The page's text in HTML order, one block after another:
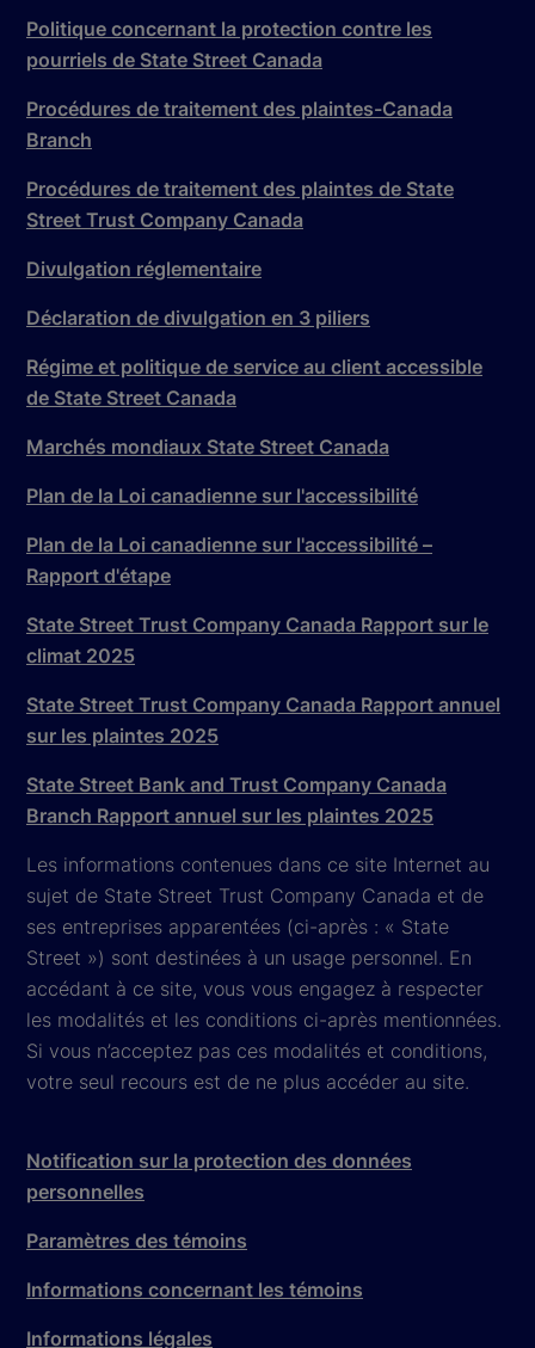
Politique concernant la protection contre les
pourriels de State Street Canada
Procédures de traitement des plaintes-Canada
Branch
Procédures de traitement des plaintes de State
Street Trust Company Canada
Divulgation réglementaire
Déclaration de divulgation en 3 piliers
Régime et politique de service au client accessible
de State Street Canada
Marchés mondiaux State Street Canada
Plan de la Loi canadienne sur l'accessibilité
Plan de la Loi canadienne sur l'accessibilité –
Rapport d'étape
State Street Trust Company Canada Rapport sur le
climat 2025
State Street Trust Company Canada Rapport annuel
sur les plaintes 2025
State Street Bank and Trust Company Canada
Branch Rapport annuel sur les plaintes 2025
Les informations contenues dans ce site Internet au
sujet de State Street Trust Company Canada et de
ses entreprises apparentées (ci-après : « State
Street ») sont destinées à un usage personnel. En
accédant à ce site, vous vous engagez à respecter
les modalités et les conditions ci-après mentionnées.
Si vous n’acceptez pas ces modalités et conditions,
votre seul recours est de ne plus accéder au site.
Notification sur la protection des données
personnelles
Paramètres des témoins
Informations concernant les témoins
Informations légales